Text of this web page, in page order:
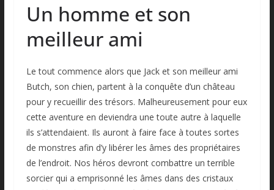
Un homme et son
meilleur ami
Le tout commence alors que Jack et son meilleur ami
Butch, son chien, partent à la conquête d’un château
pour y recueillir des trésors. Malheureusement pour eux
cette aventure en deviendra une toute autre à laquelle
ils s’attendaient. Ils auront à faire face à toutes sortes
de monstres afin d’y libérer les âmes des propriétaires
de l’endroit. Nos héros devront combattre un terrible
sorcier qui a emprisonné les âmes dans des cristaux